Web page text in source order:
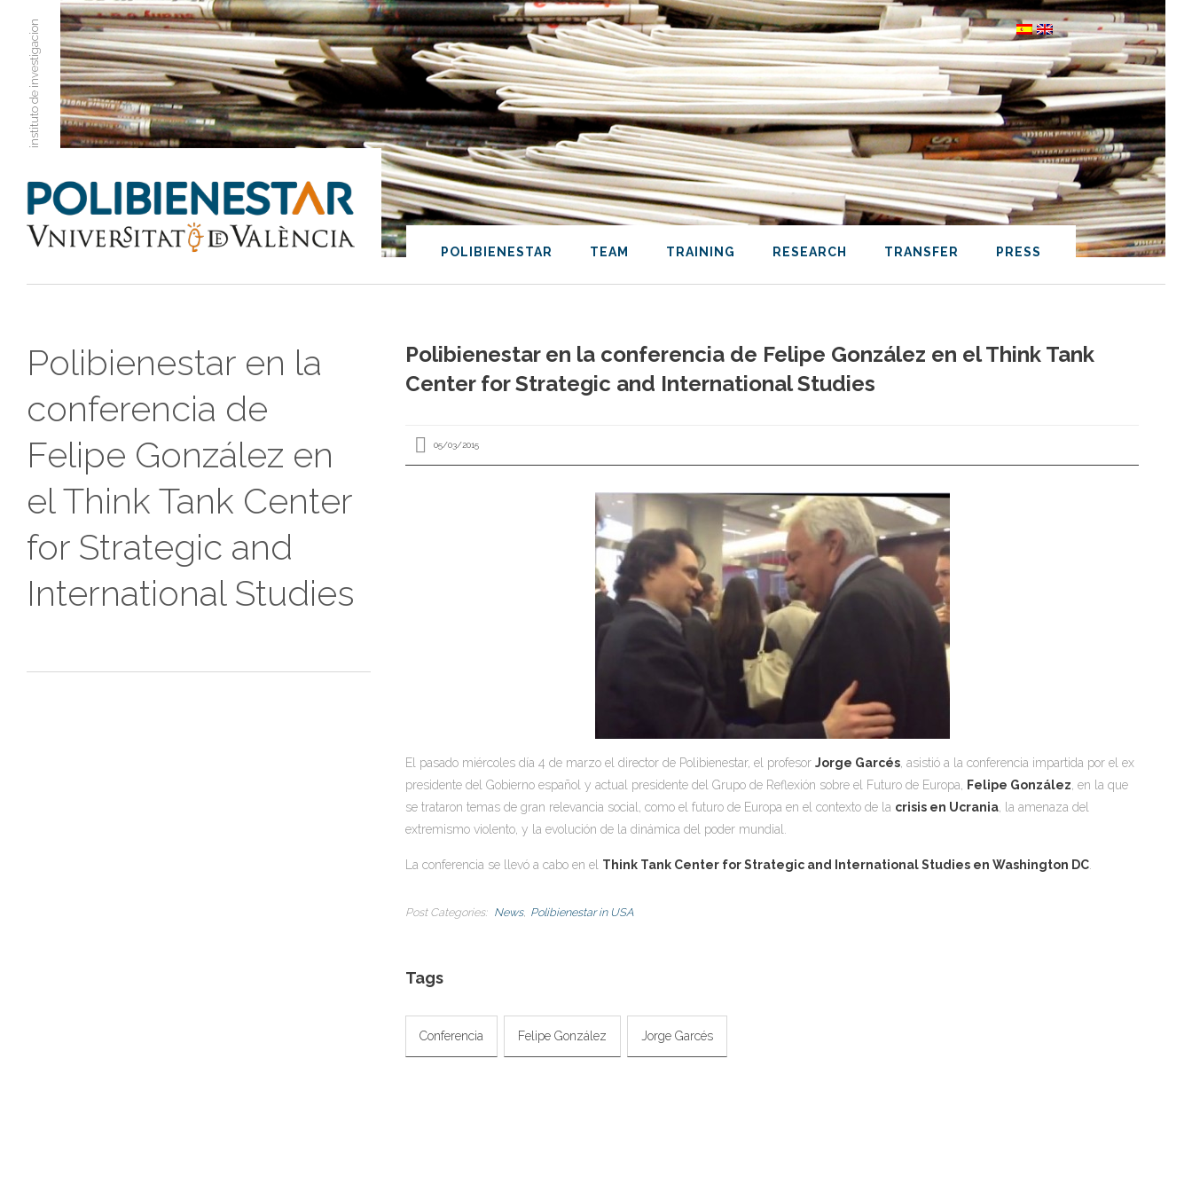
instituto de investigacion
POLIBIENESTAR TEAM TRAINING RESEARCH TRANSFER PRESS
Polibienestar en la
conferencia de
Felipe González en
el Think Tank Center
for Strategic and
International Studies
Polibienestar en la conferencia de Felipe González en el Think Tank
Center for Strategic and International Studies
05/03/2015
El pasado miércoles día 4 de marzo el director de Polibienestar, el profesorJorge Garcés , asistió a la conferencia impartida por el ex
presidente del Gobierno español y actual presidente del Grupo de Reflexión sobre el Futuro de Europa,
Felipe González , en la que
se trataron temas de gran relevancia social, como el futuro de Europa en el contexto de la crisis en Ucrania , la amenaza del
extremismo violento, y la evolución de la dinámica del poder mundial.
La conferencia se llevó a cabo en el Think Tank Center for Strategic and International Studies en Washington DC
Post Categories News Polibienestar in USA
Tags
Conferencia Felipe González Jorge Garcés